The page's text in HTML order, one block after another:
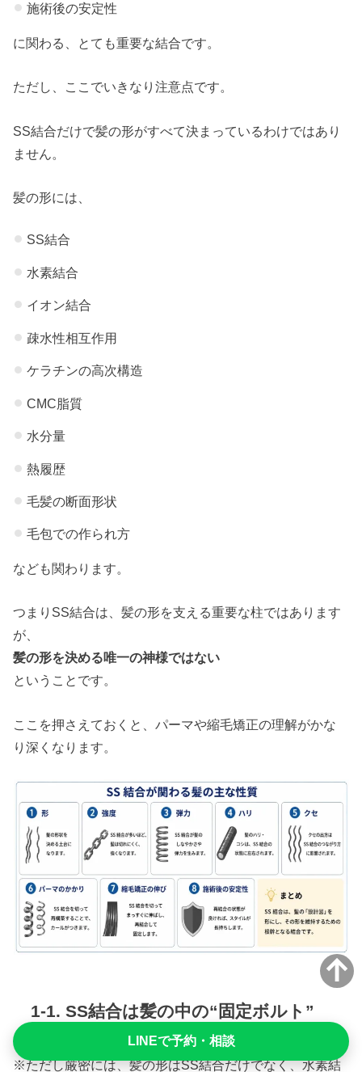
施術後の安定性
に関わる、とても重要な結合です。
ただし、ここでいきなり注意点です。
SS結合だけで髪の形がすべて決まっているわけではあり
ません。
髪の形には、
SS結合
水素結合
イオン結合
疎水性相互作用
ケラチンの高次構造
CMC脂質
水分量
熱履歴
毛髪の断面形状
毛包での作られ方
なども関わります。
つまりSS結合は、髪の形を支える重要な柱ではあります
が、
髪の形を決める唯一の神様ではない
ということです。
ここを押さえておくと、パーマや縮毛矯正の理解がかな
り深くなります。
1-1. SS結合は髪の中の“固定ボルト”
※ただし厳密には、髪の形はSS結合だけでなく、水素結
LINEで予約・相談